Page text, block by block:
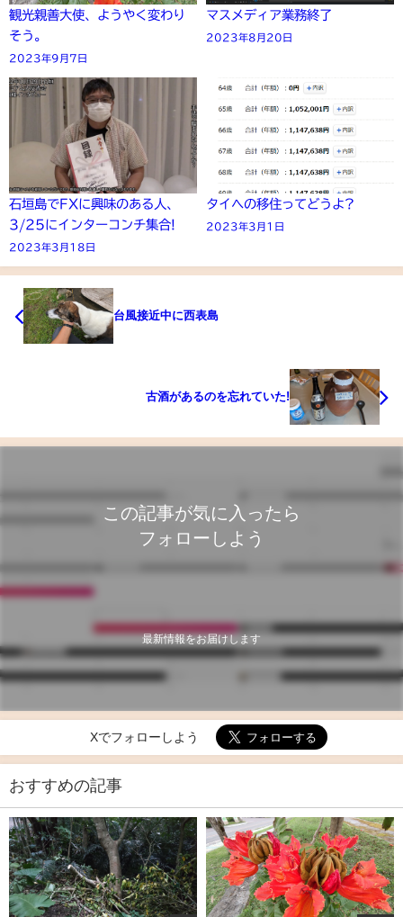
観光親善大使、ようやく変わり
そう。
2023年9月7日
マスメディア業務終了
2023年8月20日
石垣島でFXに興味のある人、
3/25にインターコンチ集合!
2023年3月18日
タイへの移住ってどうよ?
2023年3月1日
台風接近中に西表島
古酒があるのを忘れていた!
この記事が気に入ったら
フォローしよう
最新情報をお届けします
Xでフォローしよう
おすすめの記事